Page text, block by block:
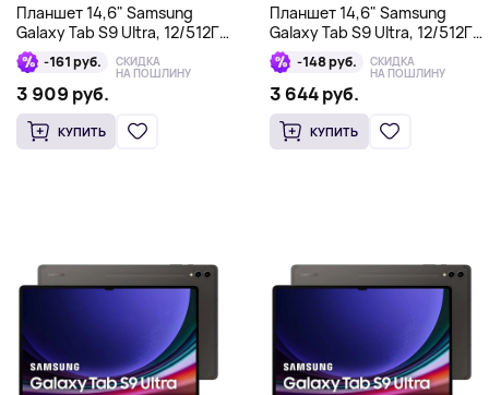
Планшет 14,6" Samsung
Galaxy Tab S9 Ultra, 12/512Гб,
Wi-Fi + Cellular, графит
-161 руб. СКИДКА
НА ПОШЛИНУ
3 909 руб.
КУПИТЬ
Планшет 14,6" Samsung
Galaxy Tab S9 Ultra, 12/512Гб,
Wi-Fi + Bluetooth, графит
-148 руб. СКИДКА
НА ПОШЛИНУ
3 644 руб.
КУПИТЬ